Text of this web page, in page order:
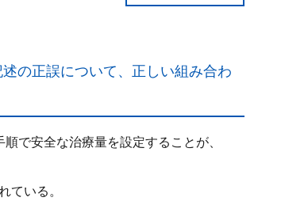
作性試験」などがある。
の正誤について、正しい組み合わ
で安全な治療量を設定することが、
ている。